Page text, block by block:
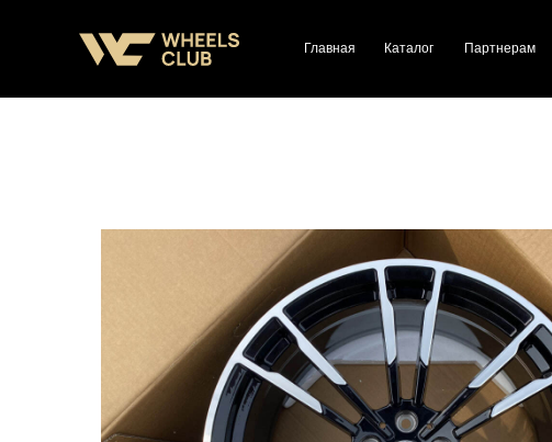
Главная Каталог Партнерам